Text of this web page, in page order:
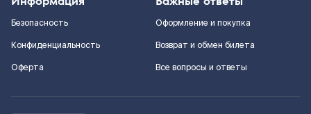
Безопасность
Конфиденциальность
Оферта
Оформление и покупка
Возврат и обмен билета
Все вопросы и ответы